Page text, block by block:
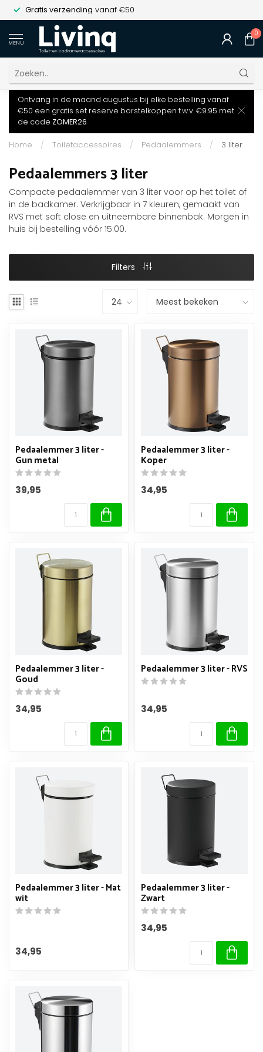
Gratis verzending vanaf €50
MENU
0
Ontvang in de maand augustus bij elke bestelling vanaf
€50 een gratis set reserve borstelkoppen t.w.v. €9.95 met
de code ZOMER26
Home / Toiletaccessoires / Pedaalemmers / 3 liter
Pedaalemmers 3 liter
Compacte pedaalemmer van 3 liter voor op het toilet of
in de badkamer. Verkrijgbaar in 7 kleuren, gemaakt van
RVS met soft close en uitneembare binnenbak. Morgen in
huis bij bestelling vóór 15:00.
Filters
Pedaalemmer 3 liter -
Gun metal
39,95
Pedaalemmer 3 liter -
Koper
34,95
Pedaalemmer 3 liter -
Goud
34,95
Pedaalemmer 3 liter - RVS
34,95
Pedaalemmer 3 liter - Mat
wit
34,95
Pedaalemmer 3 liter -
Zwart
34,95